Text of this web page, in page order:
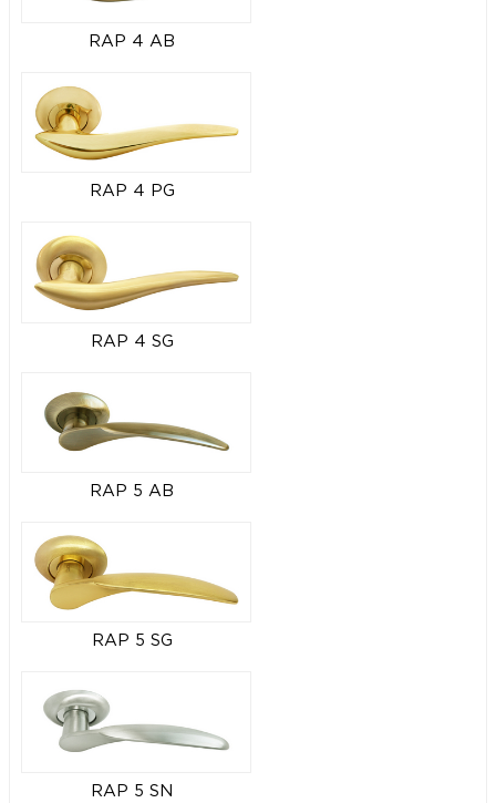
RAP 4 AB
RAP 4 PG
RAP 4 SG
RAP 5 AB
RAP 5 SG
RAP 5 SN